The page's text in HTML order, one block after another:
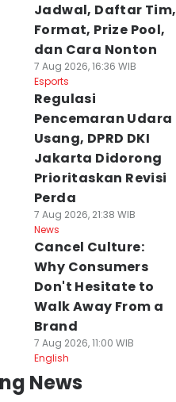
Jadwal, Daftar Tim,
Format, Prize Pool,
dan Cara Nonton
7 Aug 2026, 16:36 WIB
Esports
Regulasi
Pencemaran Udara
Usang, DPRD DKI
Jakarta Didorong
Prioritaskan Revisi
Perda
7 Aug 2026, 21:38 WIB
News
Cancel Culture:
Why Consumers
Don't Hesitate to
Walk Away From a
Brand
7 Aug 2026, 11:00 WIB
English
News